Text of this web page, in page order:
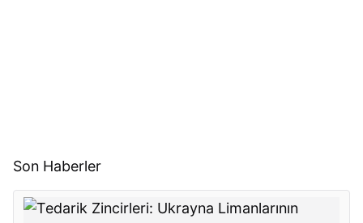
Son Haberler